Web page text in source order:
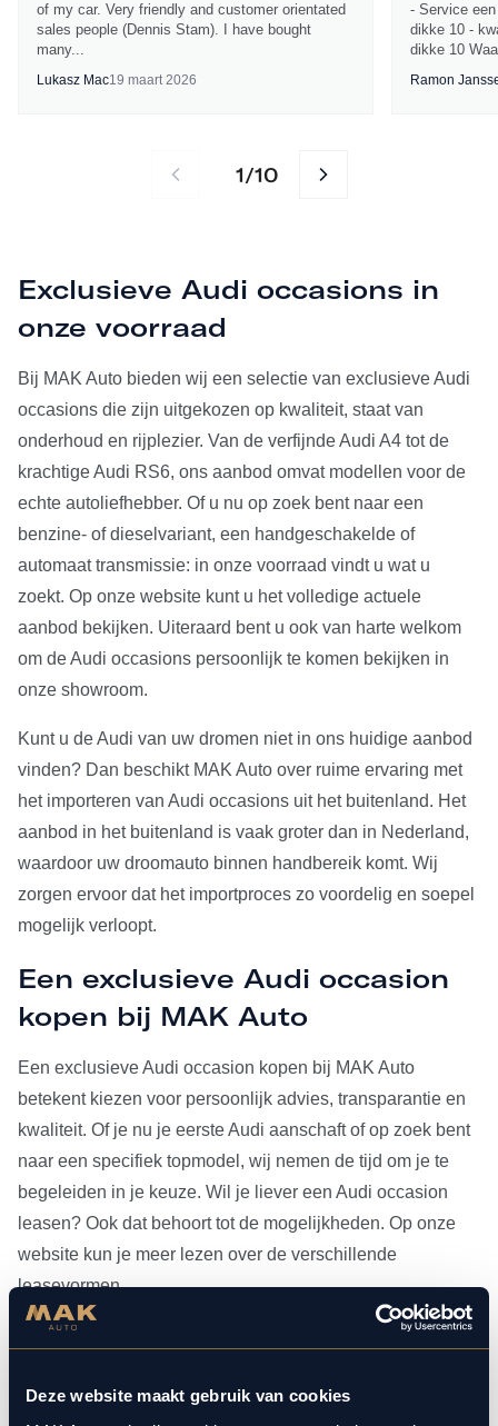
Deze website maakt gebruik van cookies
of my car. Very friendly and customer orientated
sales people (Dennis Stam). I have bought
many...
Lukasz Mac19 maart 2026
- Service
dikke 10 -
dikke 10
Ramon
1/10
Exclusieve Audi occasions in
onze voorraad
Bij MAK Auto bieden wij een selectie van exclusieve Audi
occasions die zijn uitgekozen op kwaliteit, staat van
onderhoud en rijplezier. Van de verfijnde Audi A4 tot de
krachtige Audi RS6, ons aanbod omvat modellen voor de
echte autoliefhebber. Of u nu op zoek bent naar een
benzine- of dieselvariant, een handgeschakelde of
automaat transmissie: in onze voorraad vindt u wat u
zoekt. Op onze website kunt u het volledige actuele
aanbod bekijken. Uiteraard bent u ook van harte welkom
om de Audi occasions persoonlijk te komen bekijken in
onze showroom.
Kunt u de Audi van uw dromen niet in ons huidige aanbod
vinden? Dan beschikt MAK Auto over ruime ervaring met
het importeren van Audi occasions uit het buitenland. Het
aanbod in het buitenland is vaak groter dan in Nederland,
waardoor uw droomauto binnen handbereik komt. Wij
zorgen ervoor dat het importproces zo voordelig en soepel
mogelijk verloopt.
Een exclusieve Audi occasion
kopen bij MAK Auto
Een exclusieve Audi occasion kopen bij MAK Auto
betekent kiezen voor persoonlijk advies, transparantie en
kwaliteit. Of je nu je eerste Audi aanschaft of op zoek bent
naar een specifiek topmodel, wij nemen de tijd om je te
begeleiden in je keuze. Wil je liever een Audi occasion
leasen? Ook dat behoort tot de mogelijkheden. Op onze
website kun je meer lezen over de verschillende
leasevormen.
Heb je je Audi occasion eenmaal gevonden, dan kun je
aangesloten bij Bosch Car Service, beschikken onze